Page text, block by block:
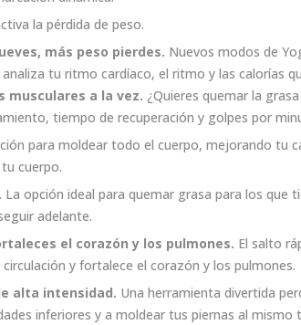
la pérdida de peso.
más peso pierdes. Nuevos modos de
tu ritmo cardíaco, el ritmo y las calorías
musculares a la vez. ¿Quieres quemar la
tiempo de recuperación y golpes por
para moldear todo el cuerpo, mejorando tu
cuerpo.
La opción ideal para quemar grasa para los que
adelante.
el corazón y los pulmones. El salto
y fortalece el corazón y los pulmones.
alta intensidad. Una herramienta divertida
inferiores y a moldear tus piernas al mismo